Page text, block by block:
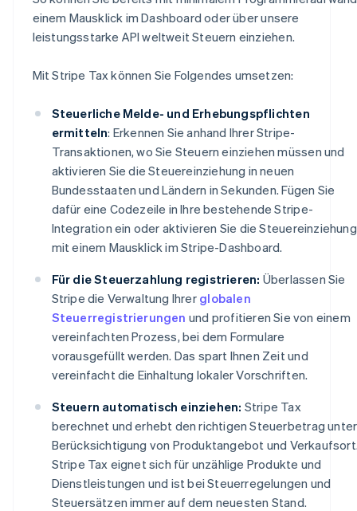
einem Mausklick im Dashboard oder über unsere
leistungsstarke API weltweit Steuern einziehen.
Mit Stripe Tax können Sie Folgendes umsetzen:
Steuerliche Melde- und Erhebungspflichten
ermitteln: Erkennen Sie anhand Ihrer Stripe-
Transaktionen, wo Sie Steuern einziehen müssen und
aktivieren Sie die Steuereinziehung in neuen
Bundesstaaten und Ländern in Sekunden. Fügen Sie
dafür eine Codezeile in Ihre bestehende Stripe-
Integration ein oder aktivieren Sie die Steuereinziehung
mit einem Mausklick im Stripe-Dashboard.
Für die Steuerzahlung registrieren: Überlassen Sie
Stripe die Verwaltung Ihrer globalen
Steuerregistrierungen und profitieren Sie von einem
vereinfachten Prozess, bei dem Formulare
vorausgefüllt werden. Das spart Ihnen Zeit und
vereinfacht die Einhaltung lokaler Vorschriften.
Steuern automatisch einziehen: Stripe Tax
berechnet und erhebt den richtigen Steuerbetrag unter
Berücksichtigung von Produktangebot und
Stripe Tax eignet sich für unzählige Produkte und
Dienstleistungen und ist bei Steuerregelungen und
Steuersätzen immer auf dem neuesten Stand.